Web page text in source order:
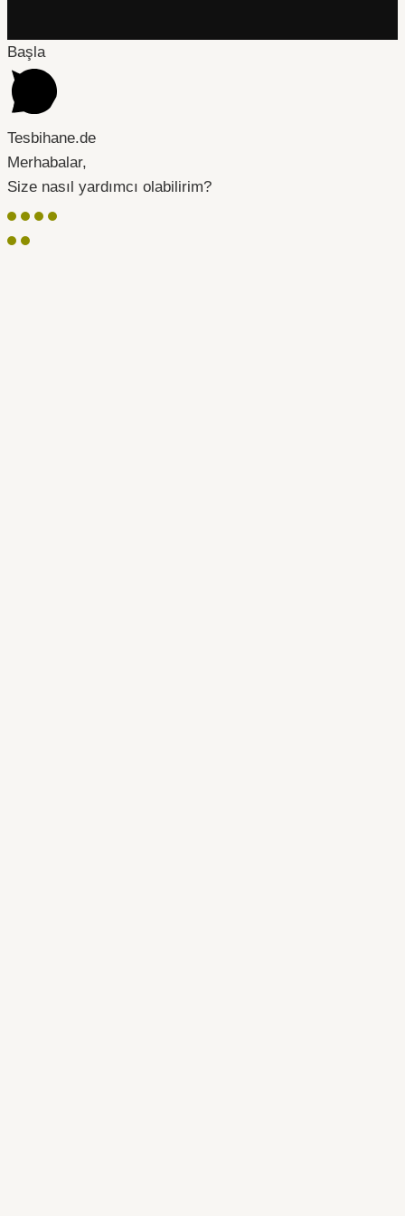
Başla
Tesbihane.de
Merhabalar,
Size nasıl yardımcı olabilirim?